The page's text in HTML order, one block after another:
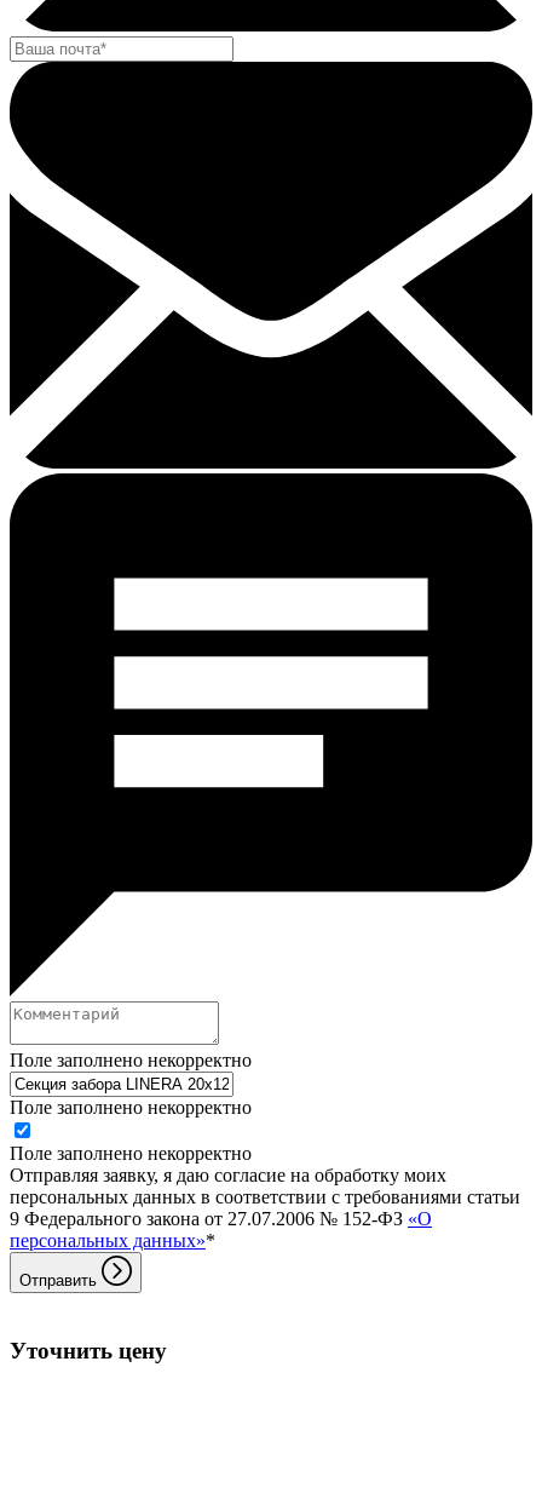
Поле заполнено некорректно
Поле заполнено некорректно
Поле заполнено некорректно
Отправляя заявку, я даю согласие на обработку моих
персональных данных в соответствии с требованиями статьи
9 Федерального закона от 27.07.2006 № 152-ФЗ «О
персональных данных»*
Отправить
Уточнить цену